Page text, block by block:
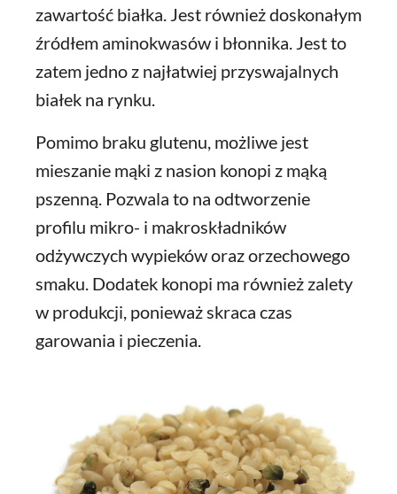
zawartość białka. Jest również doskonałym
źródłem aminokwasów i błonnika. Jest to
zatem jedno z najłatwiej przyswajalnych
białek na rynku.
Pomimo braku glutenu, możliwe jest
mieszanie mąki z nasion konopi z mąką
pszenną. Pozwala to na odtworzenie
profilu mikro- i makroskładników
odżywczych wypieków oraz orzechowego
smaku. Dodatek konopi ma również zalety
w produkcji, ponieważ skraca czas
garowania i pieczenia.